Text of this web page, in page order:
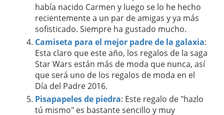
había nacido Carmen y luego se lo he hecho
recientemente a un par de amigas y ya más
sofisticado. Siempre ha gustado mucho.
Camiseta para el mejor padre de la galaxia:
Esta claro que este año, los regalos de la saga
Star Wars están más de moda que nunca, así
que será uno de los regalos de moda en el
Día del Padre 2016.
Pisapapeles de piedra: Este regalo de "hazlo
tú mismo" es bastante sencillo y muy